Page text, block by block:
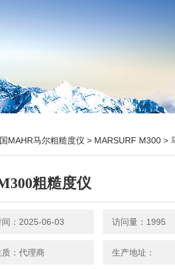
MAHR马尔粗糙度仪 > MARSURF M300 >
粗糙度仪
间：2025-06-03 访问量：1995
：代理商 生产地址：